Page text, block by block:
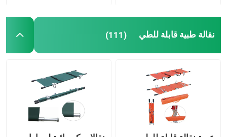
عربة نقل المرضى
نقالة الطوارئ المتنقلة
أثاث طبي للمستشفى
نقالة طبية قابلة للطي (111)